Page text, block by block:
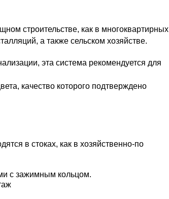
строительстве, как в многоквартирных
а также сельском хозяйстве.
эта система рекомендуется для
качество которого подтверждено
в стоках, как в хозяйственно-по
с зажимным кольцом.